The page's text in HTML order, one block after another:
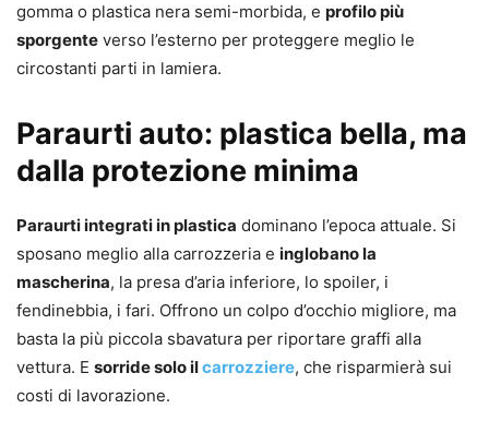
gomma o plastica nera semi-morbida, e profilo più
sporgente verso l’esterno per proteggere meglio le
circostanti parti in lamiera.
Paraurti auto: plastica bella, ma
dalla protezione minima
Paraurti integrati in plastica dominano l’epoca attuale. Si
sposano meglio alla carrozzeria e inglobano la
mascherina, la presa d’aria inferiore, lo spoiler, i
fendinebbia, i fari. Offrono un colpo d’occhio migliore, ma
basta la più piccola sbavatura per riportare graffi alla
vettura. E sorride solo ilcarrozziere, che risparmierà sui
costi di lavorazione.